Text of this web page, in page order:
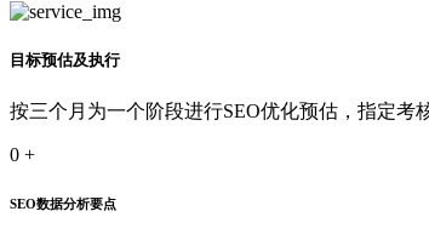
目标预估及执行
按三个月为一个阶段进行SEO优化预估，指定考
0 +
SEO数据分析要点